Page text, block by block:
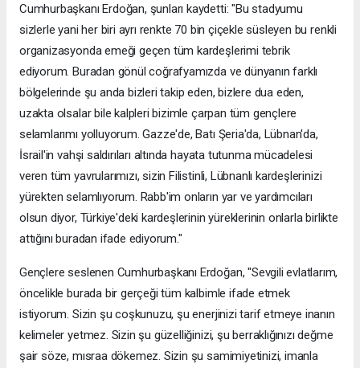
Cumhurbaşkanı Erdoğan, şunları kaydetti: "Bu stadyumu
sizlerle yani her biri ayrı renkte 70 bin çiçekle süsleyen bu renkli
organizasyonda emeği geçen tüm kardeşlerimi tebrik
ediyorum. Buradan gönül coğrafyamızda ve dünyanın farklı
bölgelerinde şu anda bizleri takip eden, bizlere dua eden,
uzakta olsalar bile kalpleri bizimle çarpan tüm gençlere
selamlarımı yolluyorum. Gazze'de, Batı Şeria'da, Lübnan'da,
İsrail'in vahşi saldırıları altında hayata tutunma mücadelesi
veren tüm yavrularımızı, sizin Filistinli, Lübnanlı kardeşlerinizi
yürekten selamlıyorum. Rabb'im onların yar ve yardımcıları
olsun diyor, Türkiye'deki kardeşlerinin yüreklerinin onlarla birlikte
attığını buradan ifade ediyorum."
Gençlere seslenen Cumhurbaşkanı Erdoğan, "Sevgili evlatlarım,
öncelikle burada bir gerçeği tüm kalbimle ifade etmek
istiyorum. Sizin şu coşkunuzu, şu enerjinizi tarif etmeye inanın
kelimeler yetmez. Sizin şu güzelliğinizi, şu berraklığınızı değme
şair söze, mısraa dökemez. Sizin şu samimiyetinizi, imanla